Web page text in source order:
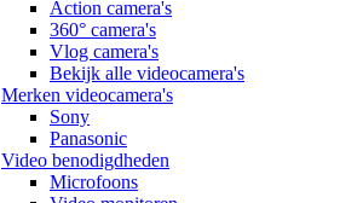
Action camera's
360° camera's
Vlog camera's
Bekijk alle videocamera's
Merken videocamera's
Sony
Panasonic
Video benodigdheden
Microfoons